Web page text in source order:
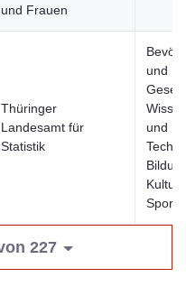
und Frauen
Thüringer
Landesamt für
Statistik
und
und
Kultur
Sport
227